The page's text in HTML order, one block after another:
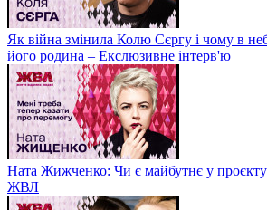
Як війна змінила Колю Сєргу і чому в
його родина – Екслюзивне інтерв'ю
Ната Жижченко: Чи є майбутнє у
ЖВЛ